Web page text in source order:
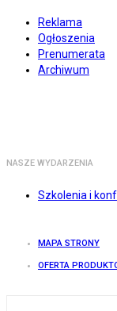
Reklama
Ogłoszenia
Prenumerata
Archiwum
NASZE WYDARZENIA
Szkolenia i
MAPA STRONY
OFERTA